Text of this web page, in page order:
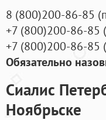
8 (800)200-86-85 (
+7 (800)200-86-85 (
+7 (800)200-86-85 (
Обязательно
Сиалис
Ноябрьске